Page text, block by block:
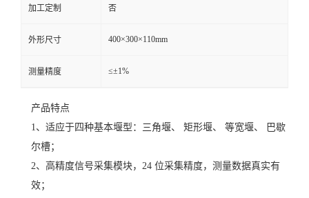
加工定制 否
外形尺寸 400×300×110mm
测量精度 ≤±1%
产品特点
1、适应于四种基本堰型：三角堰、 矩形堰、 等宽堰、 巴歇
尔槽；
2、高精度信号采集模块，24 位采集精度，测量数据真实有
效；